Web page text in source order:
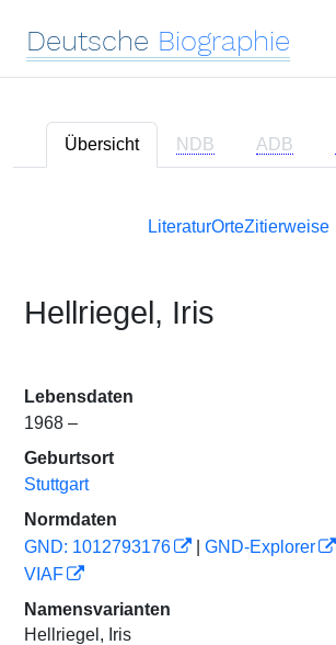
Deutsche Biographie
Übersicht NDB ADB
LiteraturOrteZitierweise
Hellriegel, Iris
Lebensdaten
1968 –
Geburtsort
Stuttgart
Normdaten
GND: 1012793176
GND-Explorer
VIAF
Namensvarianten
Hellriegel, Iris